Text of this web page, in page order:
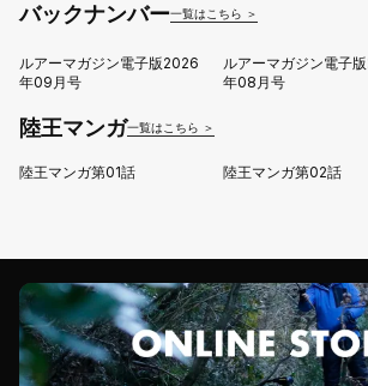
バックナンバー一覧はこちら ＞
ルアーマガジン電子版2026
年09月号
ルアーマガジン電子
年08月号
陸王マンガ一覧はこちら ＞
陸王マンガ第01話 陸王マンガ第02話